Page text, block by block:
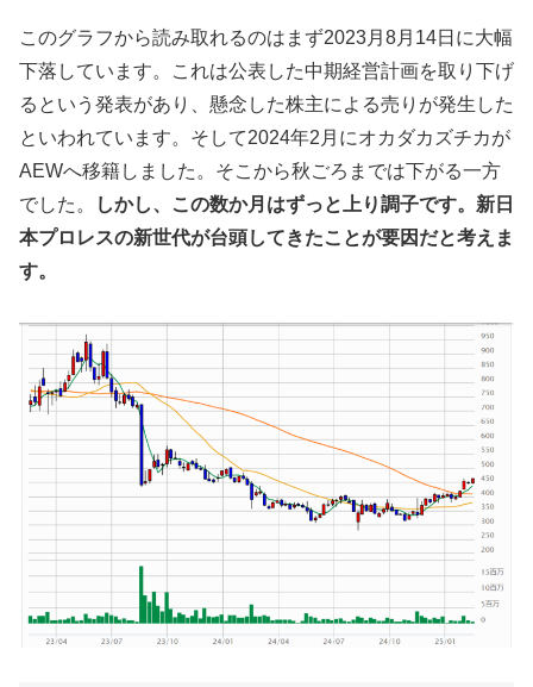
このグラフから読み取れるのはまず2023月8月14日に大幅
下落しています。これは公表した中期経営計画を取り下げ
るという発表があり、懸念した株主による売りが発生した
といわれています。そして2024年2月にオカダカズチカが
AEWへ移籍しました。そこから秋ごろまでは下がる一方
でした。
しかし、この数か月はずっと上り調子です。新日
本プロレスの新世代が台頭してきたことが要因だと考えま
す。